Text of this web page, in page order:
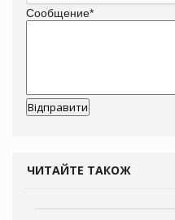
Сообщение*
ЧИТАЙТЕ ТАКОЖ